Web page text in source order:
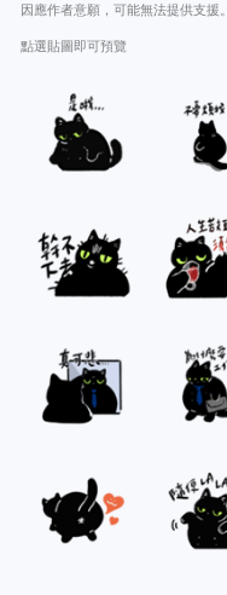
因應作者意願，可能無法提供支援。
點選貼圖即可預覽